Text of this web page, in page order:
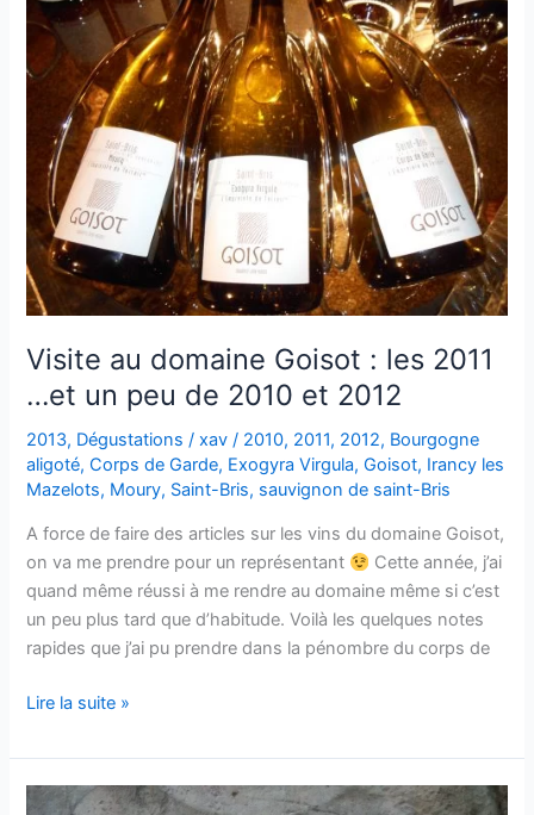
les
2011
&
Visite au domaine Goisot : les 2011
…et un peu de 2010 et 2012
2013, Dégustations /xav/ 2010, 2011, 2012, Bourgogne
aligoté,Corps de Garde, Exogyra Virgula,Goisot, Irancy les
Mazelots, Moury, Saint-Bris, sauvignon de saint-Bris
A force de faire des articles sur les vins du domaine Goisot,
on va me prendre pour un représentant
Cette année, j’ai
quand même réussi à me rendre au domaine même si c’est
un peu plus tard que d’habitude. Voilà les quelques notes
rapides que j’ai pu prendre dans la pénombre du corps de
Visite
domaine
Goisot
Lire la suite »